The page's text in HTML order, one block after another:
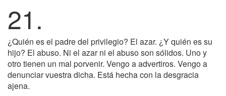
21.
¿Quién es el padre del privilegio? El azar. ¿Y quién es su
hijo? El abuso. Ni el azar ni el abuso son sólidos. Uno y
otro tienen un mal porvenir. Vengo a advertiros. Vengo a
denunciar vuestra dicha. Está hecha con la desgracia
ajena.